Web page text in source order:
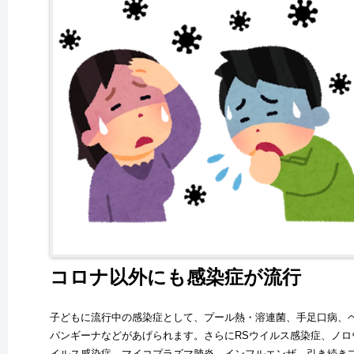
コロナ以外にも感染症が流行
子どもに流行中の感染症として、プール熱・溶連菌、手足口病、
パンギーナなどがあげられます。さらにRSウイルス感染症、ノロ